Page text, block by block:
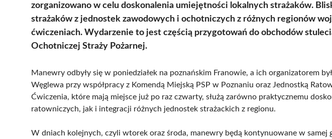
zorganizowano w celu doskonalenia umiejętności lokalnych strażaków.
strażaków z jednostek zawodowych i ochotniczych z różnych regionów
ćwiczeniach. Wydarzenie to jest częścią przygotowań do obchodów
Ochotniczej Straży Pożarnej.
Manewry odbyły się w poniedziałek na poznańskim Franowie, a ich organizatorem
Węglewa przy współpracy z Komendą Miejską PSP w Poznaniu oraz Jednostką
Ćwiczenia, które mają miejsce już po raz czwarty, służą zarówno praktycznemu
ratowniczych, jak i integracji różnych jednostek strażackich z regionu.
W dniach kolejnych, czyli wtorek oraz środa, manewry będą kontynuowane w samej